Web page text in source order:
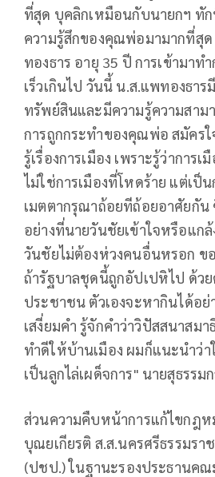
ที่สุด บุคลิกเหมือนกับนายกฯ
ความรู้สึกของคุณพ่อมามากที่สุ
ทองธาร อายุ 35 ปี การเข้ามาท
เร็วเกินไป วันนี้ น.ส.แพทองธา
ทรัพย์สินและมีความรู้ความสาม
การถูกกระทำของคุณพ่อ สมัคร
รู้เรื่องการเมือง เพราะรู้ว่าการ
ไม่ใช่การเมืองที่โหดร้าย แต่เป็
เมตตากรุณาถ้อยทีถ้อยอาศัยกัน
อย่างที่นายวันชัยเข้าใจหรือแกล้
วันชัยไม่ต้องห่วงคนอื่นหรอก ขอ
ถ้ารัฐบาลชุดนี้ถูกอัปเปหิไป ด้ว
ประชาชน ตัวเองจะหากินได้อย่
เสงี่ยมคำ รู้จักคำว่าวิปัสสนาสมา
ทำดีให้บ้านเมือง ผมก็แนะนำว่า
เป็นลูกไล่เผด็จการ" นายสุธรรม
ส่วนความคืบหน้าการแก้ไขกฎ
บุณยเกียรติ ส.ส.นครศรีธรรมร
(ปชป.) ในฐานะรองประธานคณ